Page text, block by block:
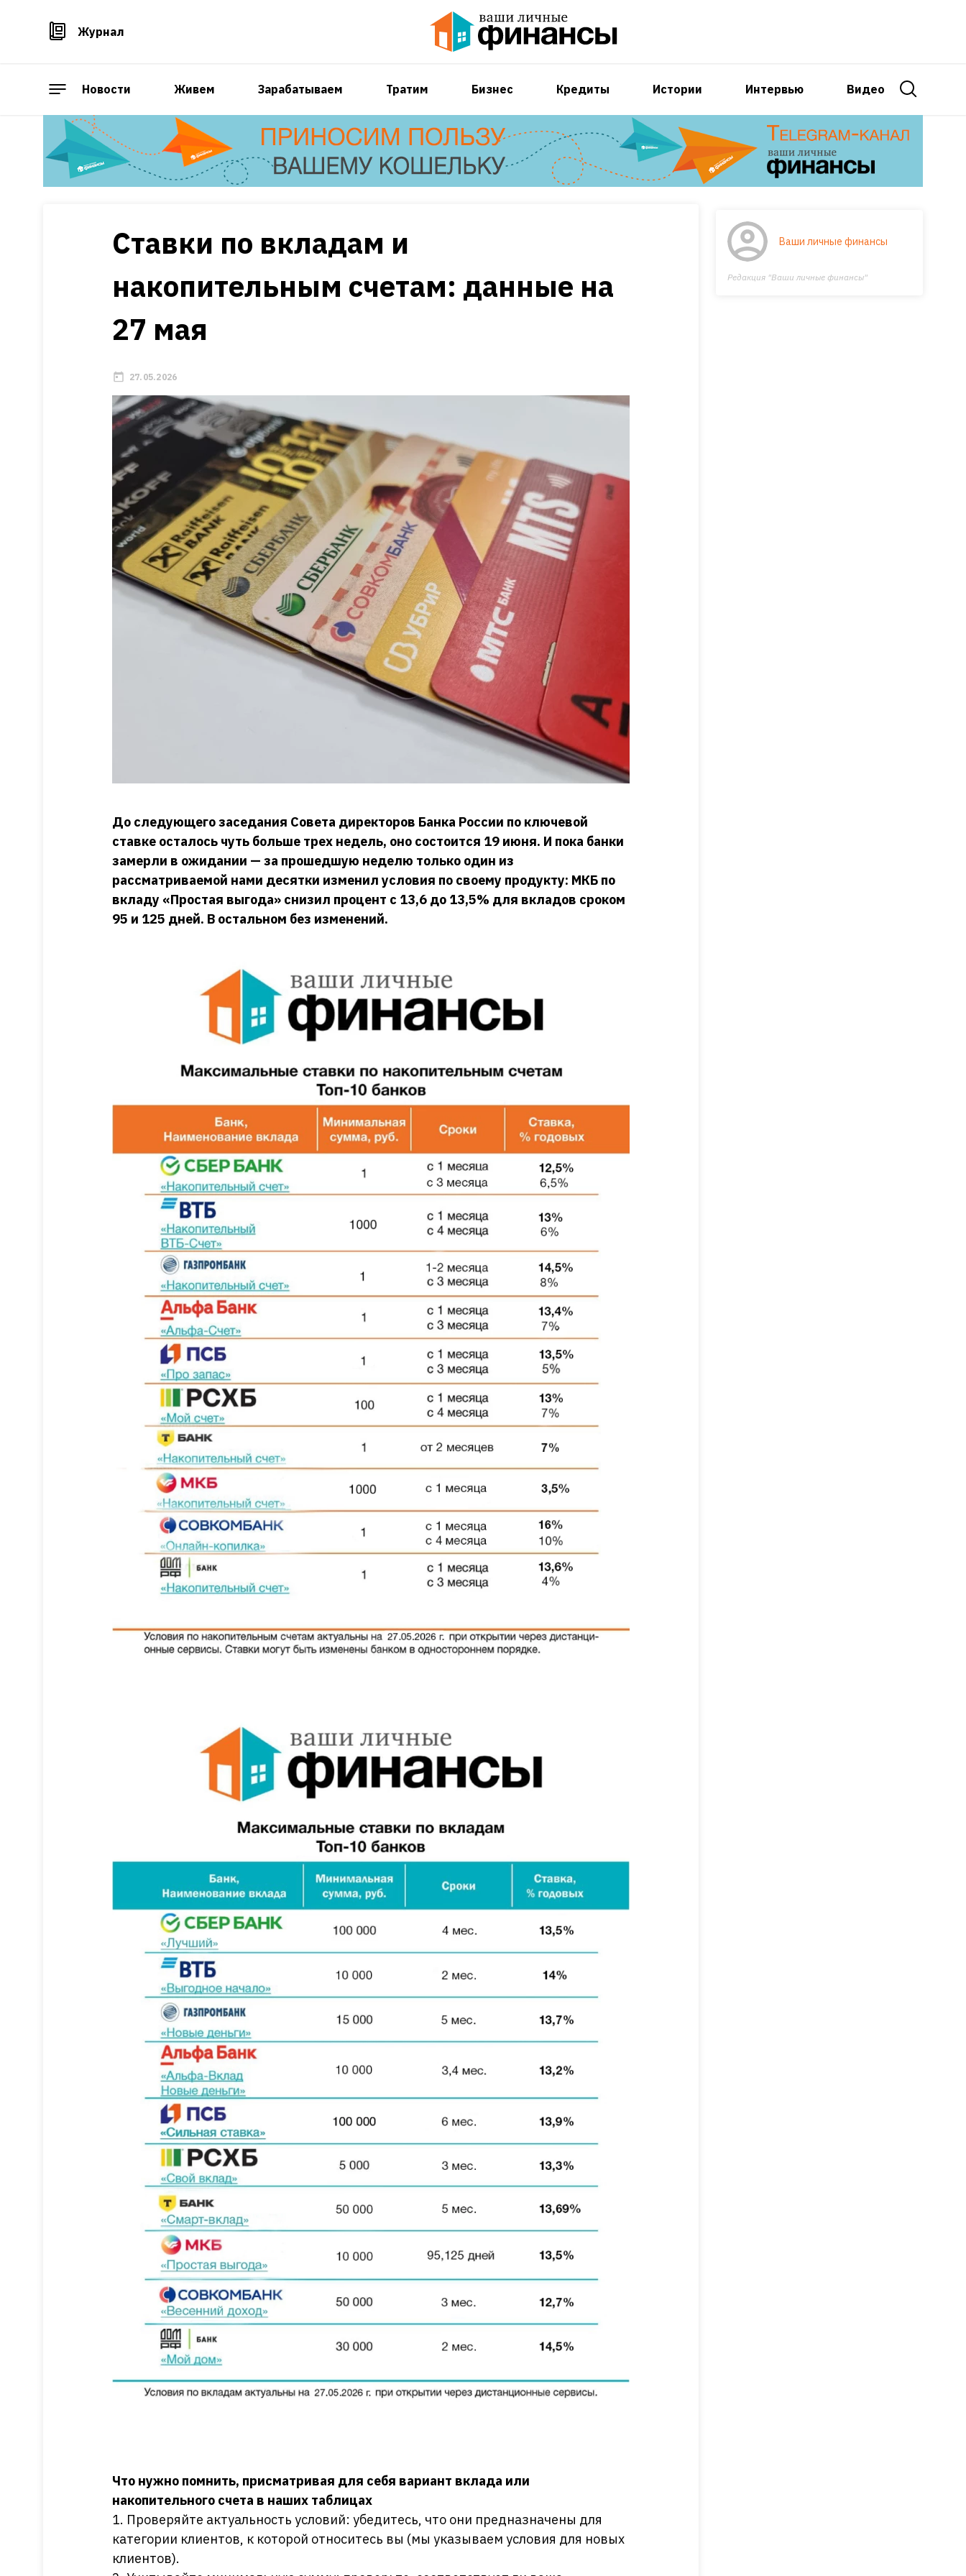
Журнал
Новости Живем Зарабатываем Тратим Бизнес Кредиты Истории Интервью Видео
Ставки по вкладам и
накопительным счетам: данные на
27 мая
27.05.2026
Ваши личные финансы
Редакция "Ваши личные финансы"
До следующего заседания Совета директоров Банка России по ключевой
ставке осталось чуть больше трех недель, оно состоится 19 июня. И пока банки
замерли в ожидании — за прошедшую неделю только один из
рассматриваемой нами десятки изменил условия по своему продукту: МКБ по
вкладу «Простая выгода» снизил процент с 13,6 до 13,5% для вкладов сроком
95 и 125 дней. В остальном без изменений.
Что нужно помнить, присматривая для себя вариант вклада или
накопительного счета в наших таблицах
1. Проверяйте актуальность условий: убедитесь, что они предназначены для
категории клиентов, к которой относитесь вы (мы указываем условия для новых
клиентов).